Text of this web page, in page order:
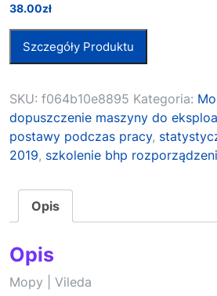
38.00zł
Szczegóły Produktu
SKU: f064b10e8895 Kategoria:
dopuszczenie maszyny do
postawy podczas pracy,
2019, szkolenie bhp
Opis
Opis
Mopy | Vileda